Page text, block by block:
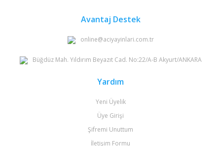
Avantaj Destek
online@aciyayinlari.com.tr
Büğdüz Mah. Yıldırım Beyazıt Cad. No:22/A-B Akyurt/ANKARA
Yardım
Yeni Üyelik
Üye Girişi
Şifremi Unuttum
İletişim Formu